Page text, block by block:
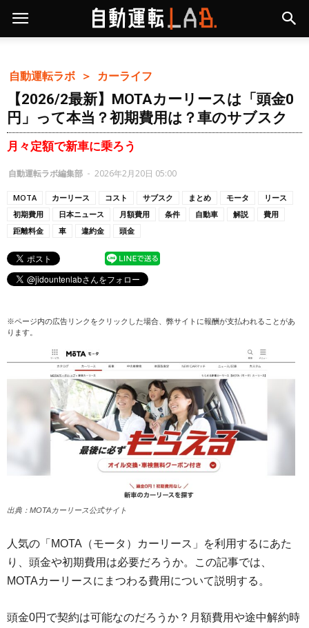
自動運転ラボ ＞ カーライフ
【2026/2最新】MOTAカーリースは「頭金0
円」って本当？初期費用は？車のサブスク
月々定額で新車に乗ろう
自動運転ラボ編集部 - 2026年2月20日 05:00
MOTA カーリース コスト サブスク まとめ モータ
リース
初期費用
日本ニュース 月額費用 条件 自動車 解説
費用
距離料金
車 違約金 頭金
※ページ内の広告リンクをクリックした場合、弊サイトに報酬が支払われることがあ
ります。
出典：MOTAカーリース公式サイト
人気の「MOTA（モータ）カーリース」を利用するにあた
り、頭金や初期費用は必要だろうか。この記事では、
MOTAカーリースにまつわる費用について説明する。
頭金0円で契約は可能なのだろうか？月額費用や途中解約時